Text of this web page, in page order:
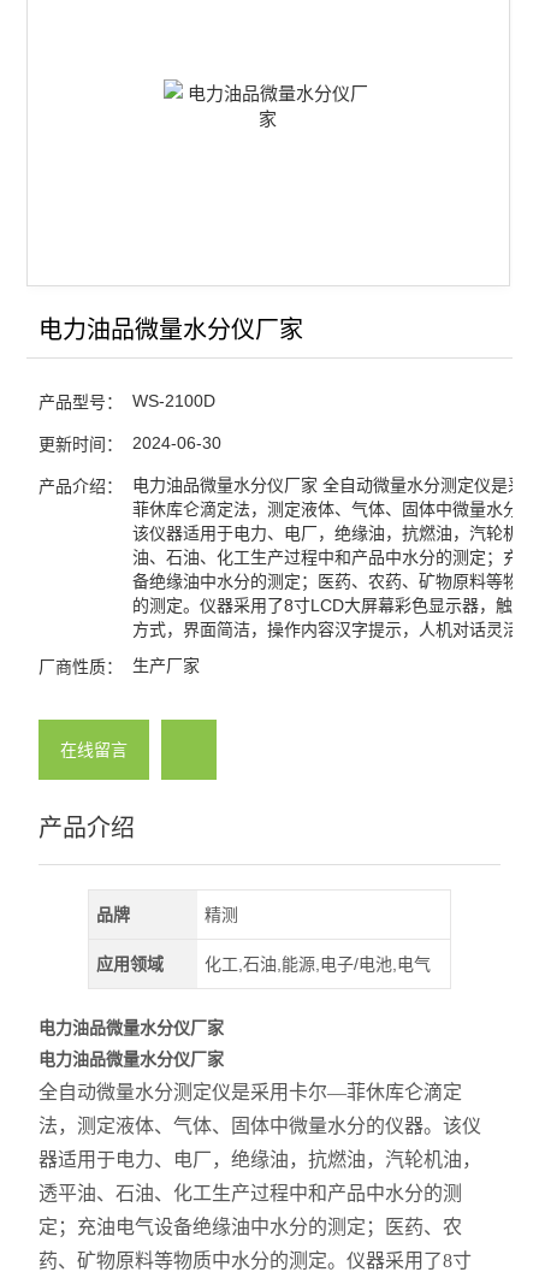
电力油品微量水分仪厂家
产品型号： WS-2100D
更新时间： 2024-06-30
产品介绍：
电力油品微量水分仪厂家 全自动微量水分测定仪是采
菲休库仑滴定法，测定液体、气体、固体中微量水分
该仪器适用于电力、电厂，绝缘油，抗燃油，汽轮机
油、石油、化工生产过程中和产品中水分的测定；充
备绝缘油中水分的测定；医药、农药、矿物原料等物
的测定。仪器采用了8寸LCD大屏幕彩色显示器，触摸
方式，界面简洁，操作内容汉字提示，人机对话灵活
厂商性质： 生产厂家
在线留言
产品介绍
品牌 精测
应用领域 化工,石油,能源,电子/电池,电气
电力油品微量水分仪厂家
电力油品微量水分仪厂家
全自动微量水分测定仪是采用卡尔—菲休库仑滴定
法，测定液体、气体、
固体中微量水分的仪器。该仪
器适用于电力、电厂，绝缘油，抗燃油，汽轮机油，
透平油、石油、 化工生产过程中和产品中水分的测
定；充油电气设备绝缘油中水分的测定；医药、农
药、矿物原料等物质中水分的测定。仪器采用了8寸